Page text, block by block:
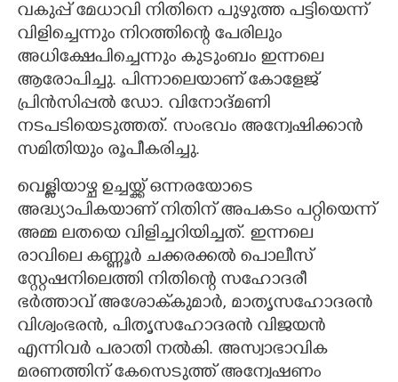
വകുപ്പ് മേധാവി നിതിനെ പുഴുത്ത പട്ടിയെന്ന്
വിളിച്ചെന്നും നിറത്തിന്റെ പേരിലും
അധിക്ഷേപിച്ചെന്നും കുടുംബം ഇന്നലെ
ആരോപിച്ചു. പിന്നാലെയാണ് കോളേജ്
പ്രിൻസിപ്പൽ ഡോ. വിനോദ്മണി
നടപടിയെടുത്തത്. സംഭവം അന്വേഷിക്കാൻ
സമിതിയും രൂപീകരിച്ചു.
വെള്ളിയാഴ്ച ഉച്ചയ്ക്ക് ഒന്നരയോടെ
അദ്ധ്യാപികയാണ് നിതിന് അപകടം പറ്റിയെന്ന്
അമ്മ ലതയെ വിളിച്ചറിയിച്ചത്. ഇന്നലെ
രാവിലെ കണ്ണൂർ ചക്കരക്കൽ പൊലീസ്
സ്റ്റേഷനിലെത്തി നിതിന്റെ സഹോദരീ
ഭർത്താവ് അശോക്‌കുമാർ, മാതൃസഹോദരൻ
വിശ്വംഭരൻ, പിതൃസഹോദരൻ വിജയൻ
എന്നിവർ പരാതി നൽകി. അസ്വാഭാവിക
മരണത്തിന് കേസെടുത്ത് അന്വേഷണം